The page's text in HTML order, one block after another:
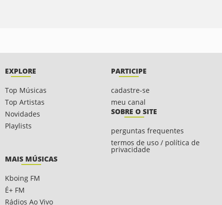
EXPLORE
Top Músicas
Top Artistas
Novidades
Playlists
PARTICIPE
cadastre-se
meu canal
SOBRE O SITE
perguntas frequentes
termos de uso / política de
privacidade
MAIS MÚSICAS
Kboing FM
É+ FM
Rádios Ao Vivo